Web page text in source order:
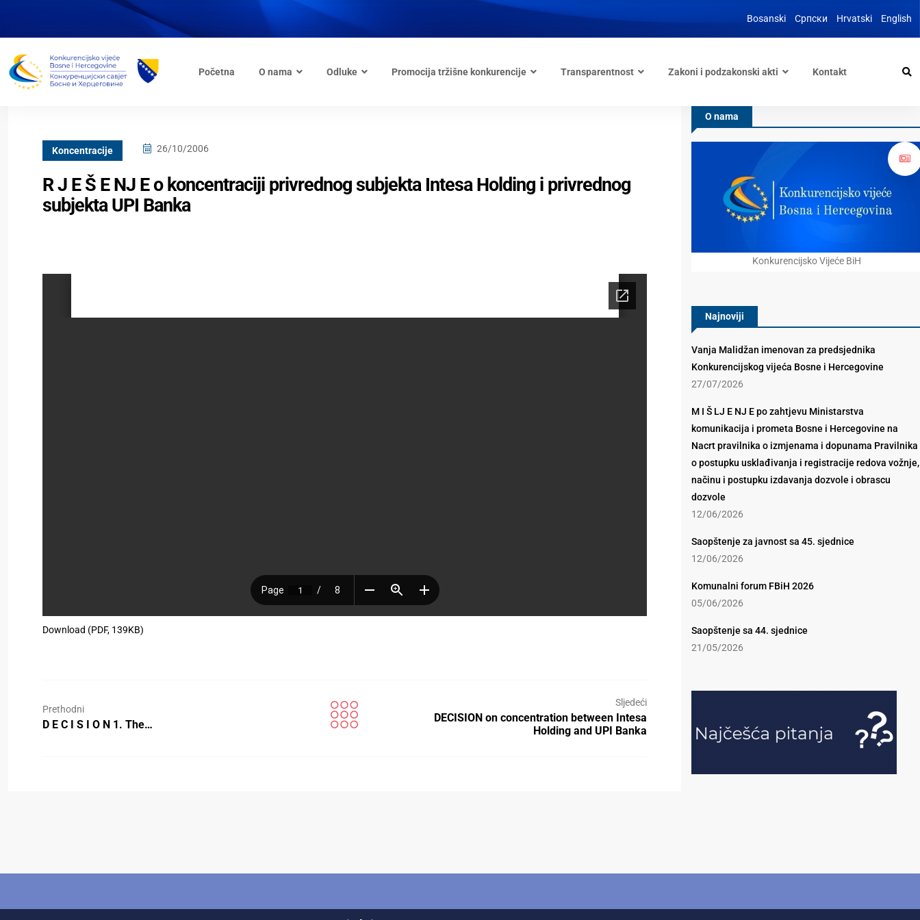
Bosanski Српски Hrvatski English
Početna O nama Odluke Promocija tržišne konkurencije Transparentnost Zakoni i podzakonski akti Kontakt
Koncentracije 26/10/2006
R J E Š E NJ E o koncentraciji privrednog subjekta Intesa Holding i privrednog
subjekta UPI Banka
Download (PDF, 139KB)
Prethodni
D E C I S I O N 1. The…
Sljedeći
DECISION on concentration between Intesa
Holding and UPI Banka
O nama
Konkurencijsko Vijeće BiH
Najnoviji
Vanja Malidžan imenovan za predsjednika
Konkurencijskog vijeća Bosne i Hercegovine
27/07/2026
M I Š LJ E NJ E po zahtjevu Ministarstva
komunikacija i prometa Bosne i Hercegovine na
Nacrt pravilnika o izmjenama i dopunama Pravilnika
o postupku usklađivanja i registracije redova vožnje,
načinu i postupku izdavanja dozvole i obrascu
dozvole
12/06/2026
Saopštenje za javnost sa 45. sjednice
12/06/2026
Komunalni forum FBiH 2026
05/06/2026
Saopštenje sa 44. sjednice
21/05/2026